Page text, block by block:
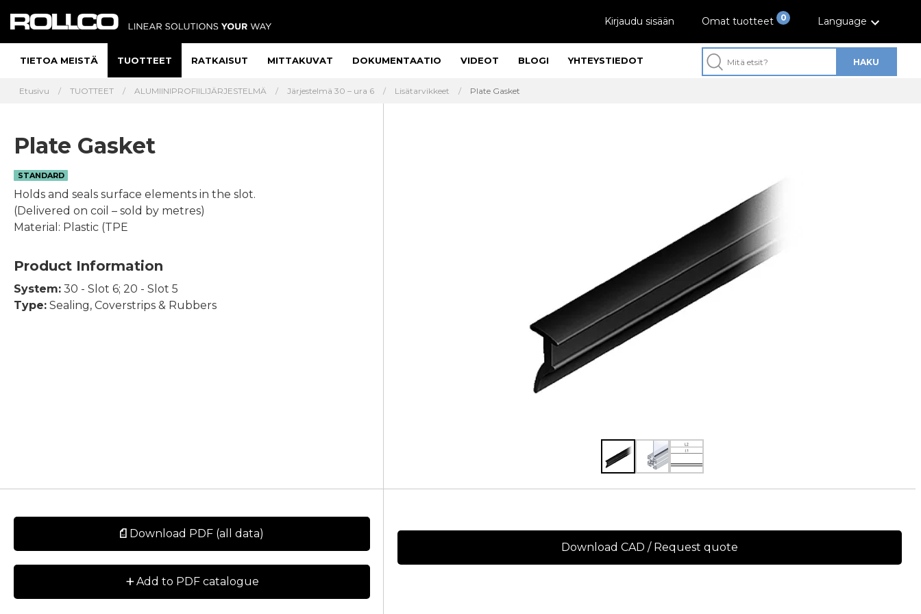
HAKU
Kirjaudu sisään 0
Omat tuotteet Language
TIETOA MEISTÄ TUOTTEET RATKAISUT MITTAKUVAT DOKUMENTAATIO VIDEOT BLOGI YHTEYSTIEDOT
Etusivu TUOTTEET ALUMIINIPROFIILIJÄRJESTELMÄ Järjestelmä 30 – ura 6 Lisätarvikkeet Plate Gasket
Plate Gasket
STANDARD
Holds and seals surface elements in the slot.
(Delivered on coil – sold by metres)
Material: Plastic (TPE
Product Information
System: 30 - Slot 6; 20 - Slot 5
Type: Sealing, Coverstrips & Rubbers
Download PDF (all data)
+Add to PDF catalogue
Download CAD / Request quote